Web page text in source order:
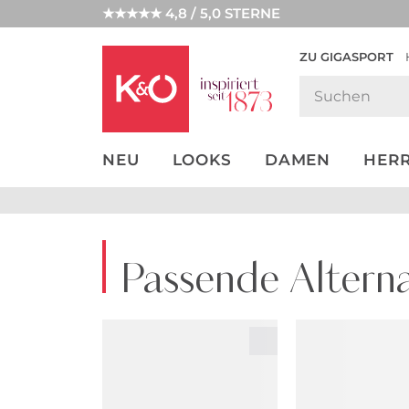
★★★★★ 4,8 / 5,0 STERNE
ZU GIGASPORT
NEU LOOKS DAMEN
NEW IN
WEDDING
Passende